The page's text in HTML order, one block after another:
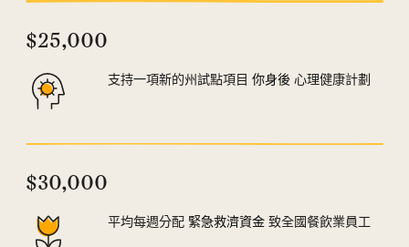
$25,000
支持一項新的州試點項目你身後 心理健康計劃
$30,000
平均每週分配 緊急救濟資金 致全國餐飲業員工